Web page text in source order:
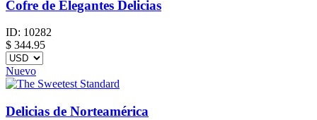
Cofre de Elegantes Delicias
ID: 10282
$ 344.95
Nuevo
Delicias de Norteamérica